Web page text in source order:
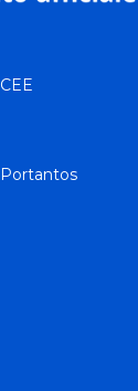
CEE
Portantos